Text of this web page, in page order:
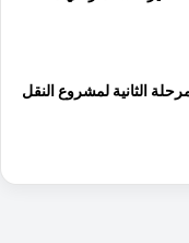
الثانية لمشروع النقل